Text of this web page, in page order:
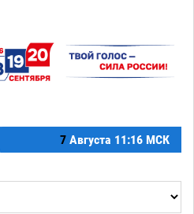
7 Августа 11:16 МСК